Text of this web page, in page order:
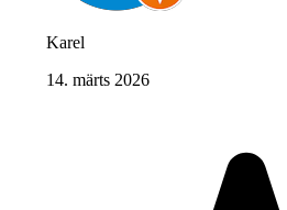
Karel
14. märts 2026